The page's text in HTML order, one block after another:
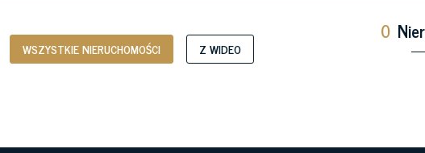
WSZYSTKIE NIERUCHOMOŚCI Z WIDEO
0